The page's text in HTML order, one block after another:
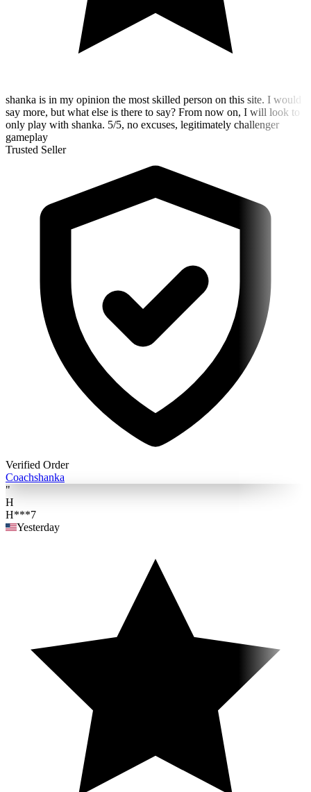
shanka is in my opinion the most skilled person on this site. I would
say more, but what else is there to say? From now on, I will look to
only play with shanka. 5/5, no excuses, legitimately challenger
gameplay
Trusted Seller
Verified Order
Coachshanka
"
H
H***7
Yesterday